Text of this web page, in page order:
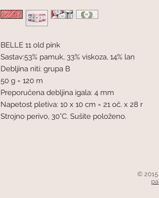
BELLE 11 old pink
Sastav:53% pamuk, 33% viskoza, 14% lan
Debljina niti: grupa B
50 g = 120 m
Preporučena debljina igala: 4 mm
Napetost pletiva: 10 x 10 cm = 21 oč. x 28 r
Strojno perivo, 30°C. Sušite položeno.
©